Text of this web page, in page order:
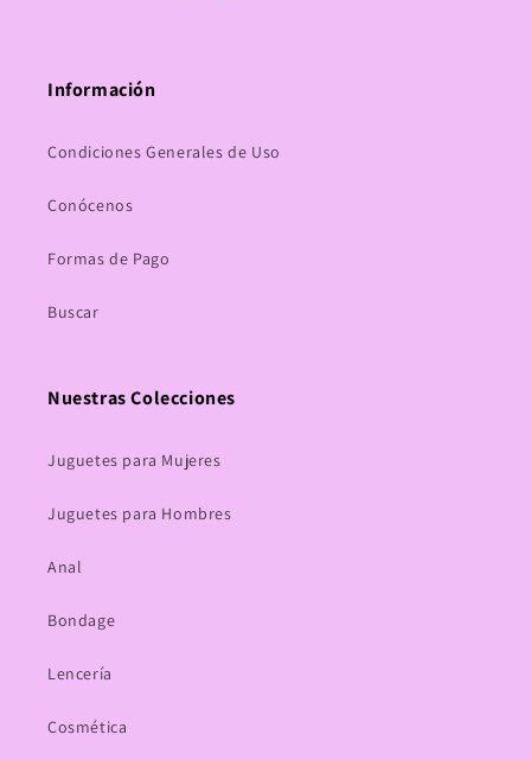
Información
Condiciones Generales de Uso
Conócenos
Formas de Pago
Buscar
Nuestras Colecciones
Juguetes para Mujeres
Juguetes para Hombres
Anal
Bondage
Lencería
Cosmética